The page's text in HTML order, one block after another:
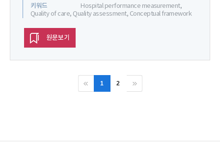
키워드
Hospital performance measurement,
Quality of care, Quality assessment, Conceptual framework
원문보기
1 2